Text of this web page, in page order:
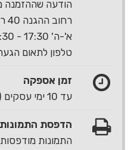
הודעה שההזמנה
רחוב ההגנה 40 ראשון לציון.
א'-ה' 17:30 - 8:30
טלפון לתאום הגעה לאיסוף
זמן אספקה
עד 10 ימי עסקים (במשלוח או באיסוף עצמי)
הדפסת התמונות
התמונות